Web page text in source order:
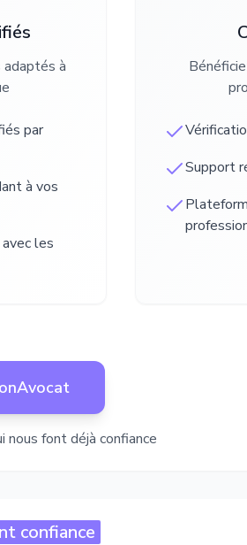
adaptés à
par
à vos
les
Support
nous font déjà confiance
confiance